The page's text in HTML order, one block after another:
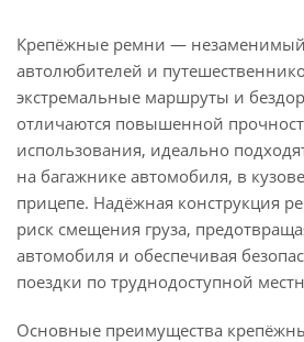
Крепёжные ремни — незаменимый
автолюбителей и
экстремальные маршруты и
отличаются повышенной
использования, идеально
на багажнике автомобиля, в
прицепе. Надёжная конструкция
риск смещения груза,
автомобиля и обеспечивая
поездки по труднодоступной
Основные преимущества